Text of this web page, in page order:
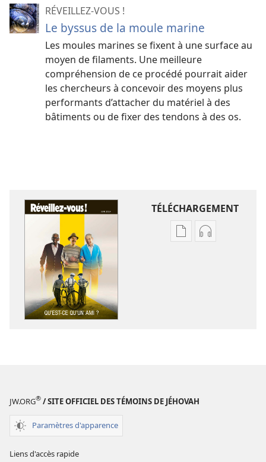
RÉVEILLEZ-VOUS !
Le byssus de la moule marine
Les moules marines se fixent à une surface au
moyen de filaments. Une meilleure
compréhension de ce procédé pourrait aider
les chercheurs à concevoir des moyens plus
performants d’attacher du matériel à des
bâtiments ou de fixer des tendons à des os.
TÉLÉCHARGEMENT
OptionsOptions
JW.ORG® / SITE OFFICIEL DES TÉMOINS DE JÉHOVAH
Paramètres d'apparence
Liens d'accès rapide